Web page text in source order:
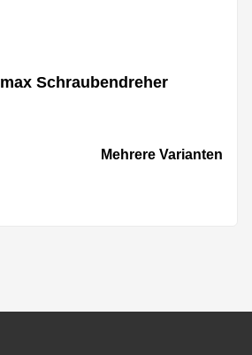
Schraubendreher
Mehrere Varianten